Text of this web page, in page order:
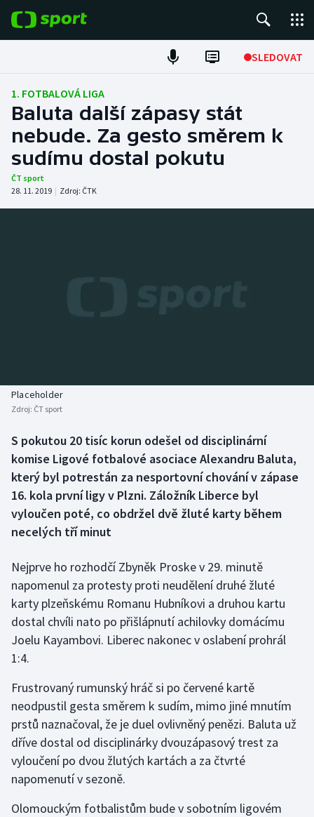
SLEDOVAT
Fotbal
Hokej
Tenis
Atletika
Biatlon
Box
Curling
Dostihy
Florbal
Futsal
Golf
Gymnastika
Házená
Jezdectví
Judo
Aplikace ČT sport
1. FOTBALOVÁ LIGA
Baluta další zápasy stát
nebude. Za gesto směrem k
sudímu dostal pokutu
ČT sport
28. 11. 2019 | Zdroj: ČTK
Placeholder
Zdroj: ČT sport
S pokutou 20 tisíc korun odešel od disciplinární
komise Ligové fotbalové asociace Alexandru Baluta,
který byl potrestán za nesportovní chování v zápase
16. kola první ligy v Plzni. Záložník Liberce byl
vyloučen poté, co obdržel dvě žluté karty během
necelých tří minut
Nejprve ho rozhodčí Zbyněk Proske v 29. minutě
napomenul za protesty proti neudělení druhé žluté
karty plzeňskému Romanu Hubníkovi a druhou kartu
dostal chvíli nato po přišlápnutí achilovky domácímu
Joelu Kayambovi. Liberec nakonec v oslabení prohrál
1:4.
Frustrovaný rumunský hráč si po červené kartě
neodpustil gesta směrem k sudím, mimo jiné mnutím
prstů naznačoval, že je duel ovlivněný penězi. Baluta už
dříve dostal od disciplinárky dvouzápasový trest za
vyloučení po dvou žlutých kartách a za čtvrté
napomenutí v sezoně.
Olomouckým fotbalistům bude v sobotním ligovém